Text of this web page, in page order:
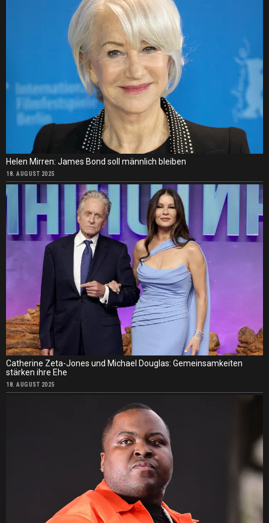
Helen Mirren: James Bond soll männlich bleiben
18. AUGUST 2025
Catherine Zeta-Jones und Michael Douglas: Gemeinsamkeiten
stärken ihre Ehe
18. AUGUST 2025